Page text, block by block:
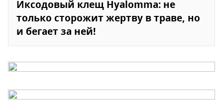
Иксодовый клещ Hyalomma: не
только сторожит жертву в траве, но
и бегает за ней!